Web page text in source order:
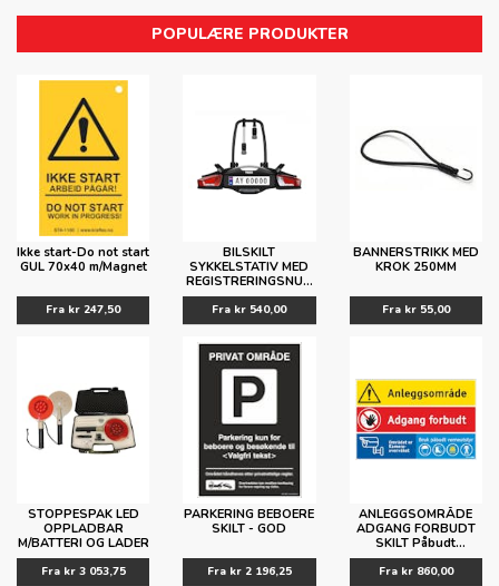
POPULÆRE PRODUKTER
Ikke start-Do not start
GUL 70x40 m/Magnet
Fra kr 247,50
BILSKILT
SYKKELSTATIV MED
REGISTRERINGSNUM
MER
Fra kr 540,00
BANNERSTRIKK MED
KROK 250MM
Fra kr 55,00
STOPPESPAK LED
OPPLADBAR
M/BATTERI OG LADER
Fra kr 3 053,75
PARKERING BEBOERE
SKILT - GOD
Fra kr 2 196,25
ANLEGGSOMRÅDE
ADGANG FORBUDT
SKILT Påbudt
verneutstyr
Kameraovervåket
Fra kr 860,00